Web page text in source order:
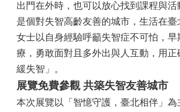
出門在外時，也可以放心找到課程與
是個對失智高齡友善的城市，生活在臺
女士以自身經驗呼籲失智症不可怕，早
療，勇敢面對且多外出與人互動，用正
緩失智」。
展覽免費參觀 共築失智友善城市
本次展覽以「智憶守護，臺北相伴」為